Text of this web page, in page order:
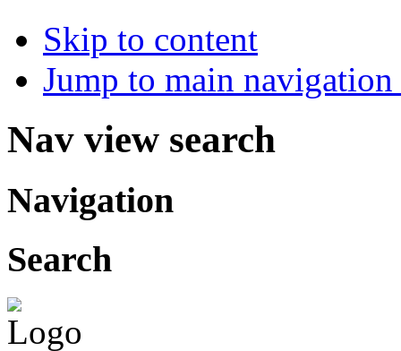
Skip to content
Jump to main
Nav view search
Navigation
Search